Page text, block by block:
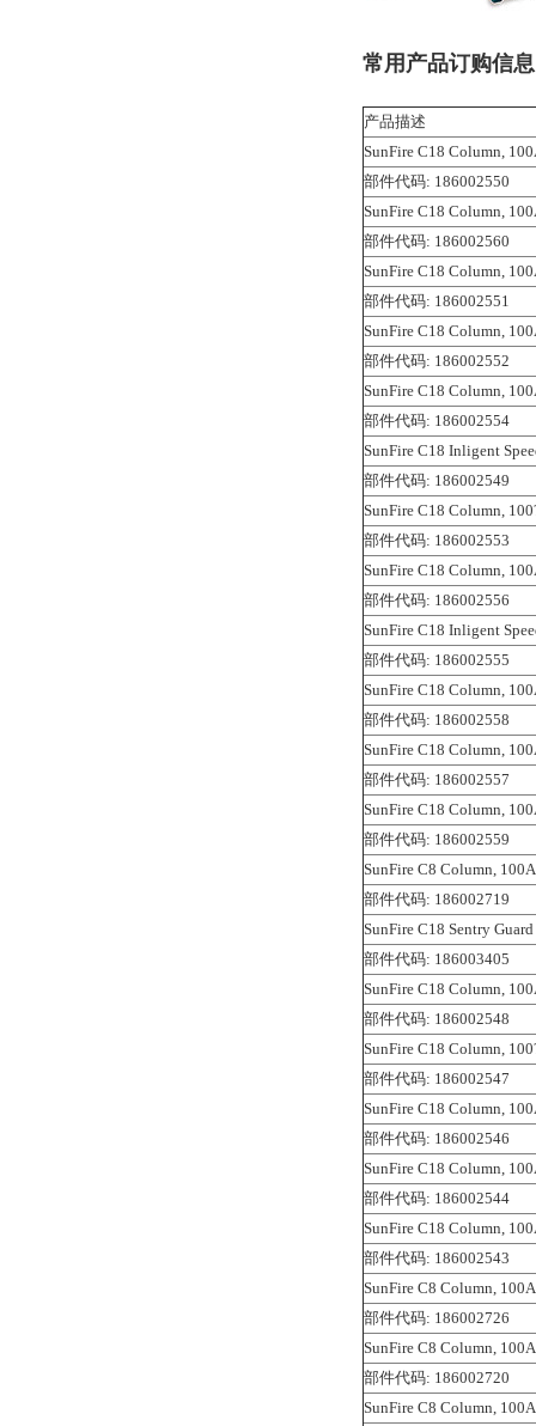
常用产品订购信
产品描述
SunFire C18 Column,
部件代码: 186002550
SunFire C18 Column,
部件代码: 186002560
SunFire C18 Column,
部件代码: 186002551
SunFire C18 Column,
部件代码: 186002552
SunFire C18 Column,
部件代码: 186002554
SunFire C18 Inligent
部件代码: 186002549
SunFire C18 Column,
部件代码: 186002553
SunFire C18 Column,
部件代码: 186002556
SunFire C18 Inligent
部件代码: 186002555
SunFire C18 Column,
部件代码: 186002558
SunFire C18 Column,
部件代码: 186002557
SunFire C18 Column,
部件代码: 186002559
SunFire C8 Column,
部件代码: 186002719
SunFire C18 Sentry
部件代码: 186003405
SunFire C18 Column,
部件代码: 186002548
SunFire C18 Column,
部件代码: 186002547
SunFire C18 Column,
部件代码: 186002546
SunFire C18 Column,
部件代码: 186002544
SunFire C18 Column,
部件代码: 186002543
SunFire C8 Column,
部件代码: 186002726
SunFire C8 Column,
部件代码: 186002720
SunFire C8 Column,